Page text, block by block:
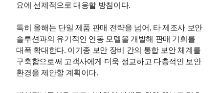
요에 선제적으로 대응할 방침이다.
특히 올해는 단일 제품 판매 전략을 넘어, 타 제조사 보안
솔루션과의 유기적인 연동 모델을 개발해 판매 기회를
대폭 확대한다. 이기종 보안 장비 간의 통합 보안 체계를
구축함으로써 고객사에게 더욱 정교하고 다층적인 보안
환경을 제안할 계획이다.